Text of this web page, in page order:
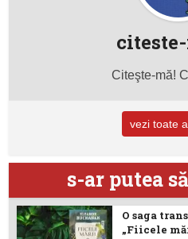
Citeşte-mă!
vezi toate
s-ar putea
O saga
„Fiicele